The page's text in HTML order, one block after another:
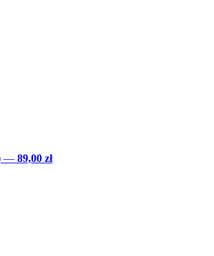
— 89,00 zł